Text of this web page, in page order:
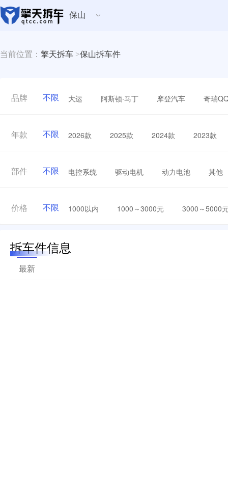
保山
当前位置： 擎天拆车 >保山拆车件
品牌 不限 大运 阿斯顿·马丁 摩登汽车 奇瑞
年款 不限 2026款 2025款 2024款 2023款
部件 不限 电控系统 驱动电机 动力电池 其他
价格 不限 1000以内 1000～3000元 3000～5000
拆车件信息
最新